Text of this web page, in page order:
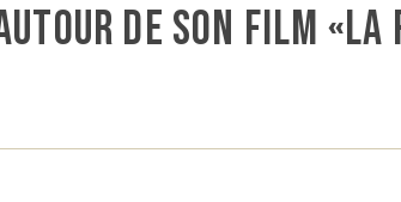
de son film «La